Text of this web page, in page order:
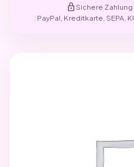
lock Sichere Zahlung
: PayPal, Kreditkarte, SEPA,